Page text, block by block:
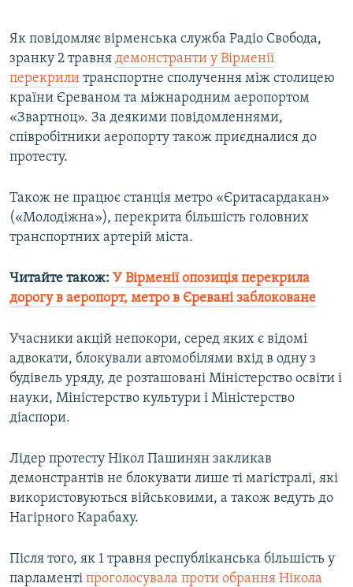
Як повідомляє вірменська служба Радіо Свобода,
зранку 2 травня демонстранти у Вірменії
перекрили транспортне сполучення між столицею
країни Єреваном та міжнародним аеропортом
«Звартноц». За деякими повідомленнями,
співробітники аеропорту також приєдналися до
протесту.
Також не працює станція метро «Єритасардакан»
(«Молодіжна»), перекрита більшість головних
транспортних артерій міста.
Читайте також: У Вірменії опозиція перекрила
дорогу в аеропорт, метро в Єревані заблоковане
Учасники акцій непокори, серед яких є відомі
адвокати, блокували автомобілями вхід в одну з
будівель уряду, де розташовані Міністерство освіти і
науки, Міністерство культури і Міністерство
діаспори.
Лідер протесту Нікол Пашинян закликав
демонстрантів не блокувати лише ті магістралі, які
використовуються військовими, а також ведуть до
Нагірного Карабаху.
Після того, як 1 травня республіканська більшість у
парламенті проголосувала проти обрання Нікола